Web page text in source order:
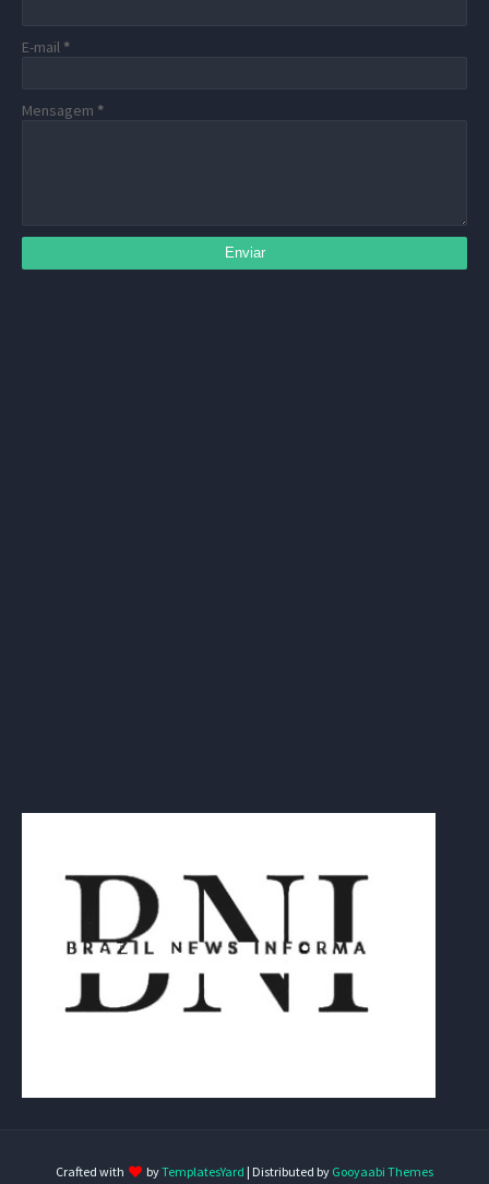
E-mail *
Mensagem *
Crafted with byTemplatesYard | Distributed by Gooyaabi Themes